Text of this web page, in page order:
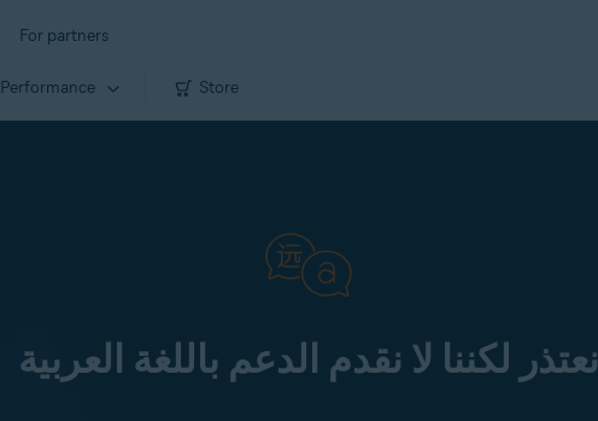
For partners
Performance Store
نعتذر لكننا لا نقدم الدعم باللغة العربية